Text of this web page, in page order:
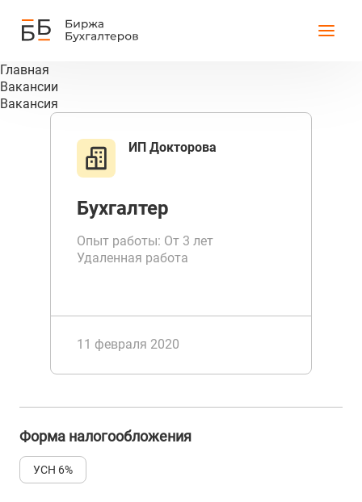
Главная
Вакансии
Вакансия
ИП Докторова
Бухгалтер
Опыт работы: От 3 лет
Удаленная работа
11 февраля 2020
Форма налогообложения
УСН 6%